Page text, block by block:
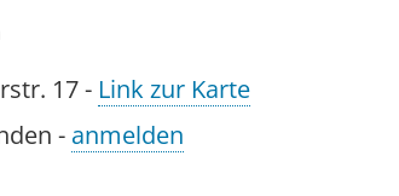
17- Link zur Karte
- anmelden